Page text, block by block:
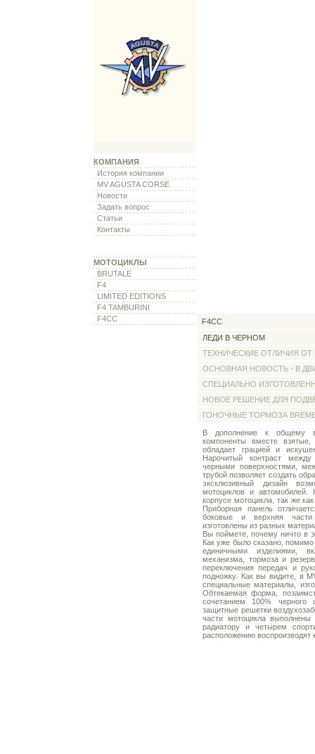
КОМПАНИЯ
История компании
MV AGUSTA CORSE
Новости
Задать вопрос
Статьи
Контакты
МОТОЦИКЛЫ
BRUTALE
F4
LIMITED EDITIONS
F4 TAMBURINI
F4CC
F4CC
ЛЕДИ В ЧЕРНОМ
ТЕХНИЧЕСКИЕ ОТЛИЧИЯ ОТ
ОСНОВНАЯ НОВОСТЬ - В
СПЕЦИАЛЬНО
НОВОЕ РЕШЕНИЕ ДЛЯ
ГОНОЧНЫЕ ТОРМОЗА
В дополнение к общему
компоненты вместе
обладает грацией и
Нарочитый контраст
черными поверхностями,
трубой позволяет создать
эксклюзивный дизайн
мотоциклов и автомобилей.
корпусе мотоцикла, так же
Приборная панель
боковые и верхняя
изготовлены из разных
Вы поймете, почему ничто в
Как уже было сказано,
единичными изделиями,
механизма, тормоза и
переключения передач и
подножку. Как вы видите, в
специальные материалы,
Обтекаемая форма,
сочетанием 100% черного
защитные решетки
части мотоцикла
радиатору и четырем
расположению воспроизводят